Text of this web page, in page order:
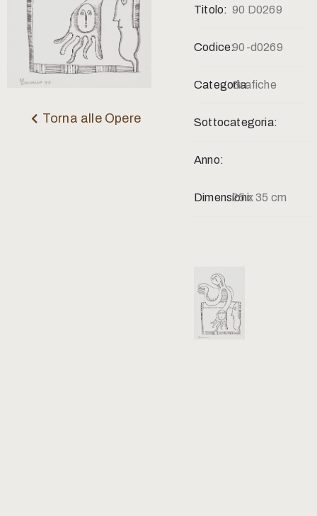
Torna alle Opere
Titolo: 90 D0269
Codice:90-d0269
Categoria:Grafiche
Sottocategoria:
Anno:
Dimensioni:25 x 35 cm